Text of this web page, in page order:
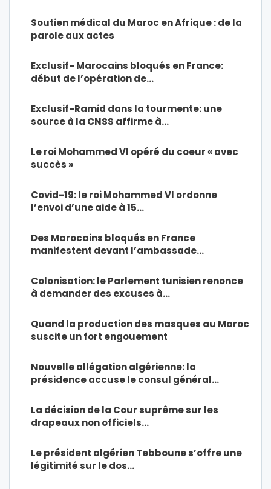
Soutien médical du Maroc en Afrique : de la
parole aux actes
Exclusif- Marocains bloqués en France:
début de l’opération de…
Exclusif-Ramid dans la tourmente: une
source à la CNSS affirme à…
Le roi Mohammed VI opéré du coeur « avec
succès »
Covid-19: le roi Mohammed VI ordonne
l’envoi d’une aide à 15…
Des Marocains bloqués en France
manifestent devant l’ambassade…
Colonisation: le Parlement tunisien renonce
à demander des excuses à…
Quand la production des masques au Maroc
suscite un fort engouement
Nouvelle allégation algérienne: la
présidence accuse le consul général…
La décision de la Cour suprême sur les
drapeaux non officiels…
Le président algérien Tebboune s’offre une
légitimité sur le dos…